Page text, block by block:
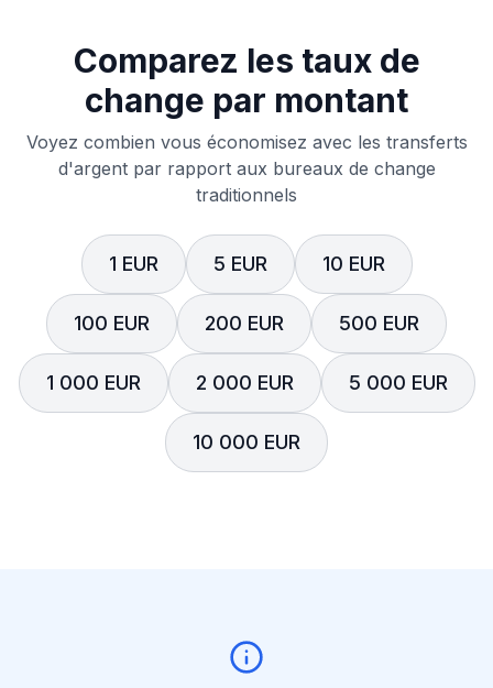
Comparez les taux de
change par montant
Voyez combien vous économisez avec les transferts
d'argent par rapport aux bureaux de change
traditionnels
1 EUR 5 EUR 10 EUR
100 EUR 200 EUR 500 EUR
1 000 EUR 2 000 EUR 5 000 EUR
10 000 EUR